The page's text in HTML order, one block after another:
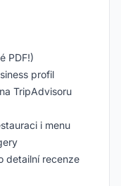
PDF!)
profil
TripAdvisoru
i menu
detailní recenze